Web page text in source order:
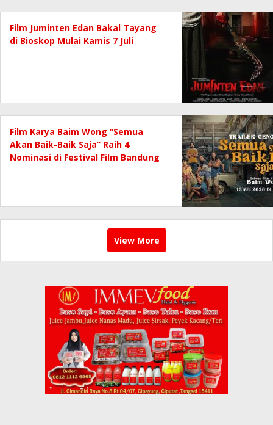
Film Juminten Edan Bakal Tayang
di Bioskop Mulai Kamis 7 Juli
Film Karya Baim Wong “Semua
Akan Baik-Baik Saja” Raih 4
Nominasi di Festival Film Bandung
View More